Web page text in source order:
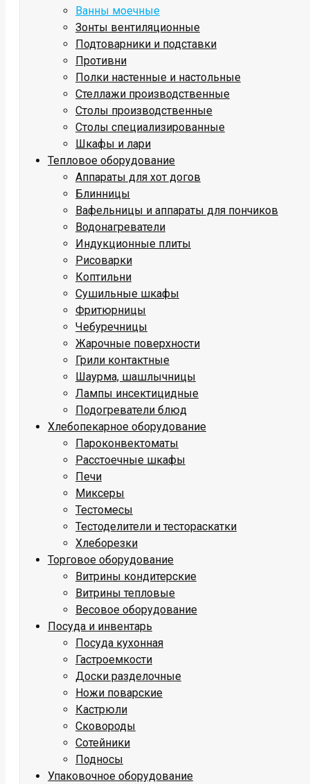
Ванны моечные
Зонты вентиляционные
Подтоварники и подставки
Противни
Полки настенные и настольные
Стеллажи производственные
Столы производственные
Столы специализированные
Шкафы и лари
Тепловое оборудование
Аппараты для хот догов
Блинницы
Вафельницы и аппараты для пончиков
Водонагреватели
Индукционные плиты
Рисоварки
Коптильни
Сушильные шкафы
Фритюрницы
Чебуречницы
Жарочные поверхности
Грили контактные
Шаурма, шашлычницы
Лампы инсектицидные
Подогреватели блюд
Хлебопекарное оборудование
Пароконвектоматы
Расстоечные шкафы
Печи
Миксеры
Тестомесы
Тестоделители и тестораскатки
Хлеборезки
Торговое оборудование
Витрины кондитерские
Витрины тепловые
Весовое оборудование
Посуда и инвентарь
Посуда кухонная
Гастроемкости
Доски разделочные
Ножи поварские
Кастрюли
Сковороды
Сотейники
Подносы
Упаковочное оборудование